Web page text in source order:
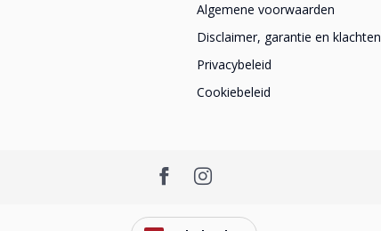
Algemene voorwaarden
Disclaimer, garantie en klachten
Privacybeleid
Cookiebeleid